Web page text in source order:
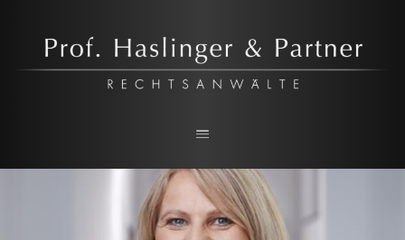
Prof. Haslinger & Partner